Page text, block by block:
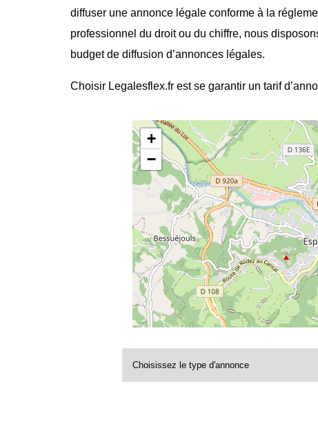
diffuser une annonce légale conforme à la
professionnel du droit ou du chiffre, nous
budget de diffusion d’annonces légales.
Choisir Legalesflex.fr est se garantir un tarif
+
−